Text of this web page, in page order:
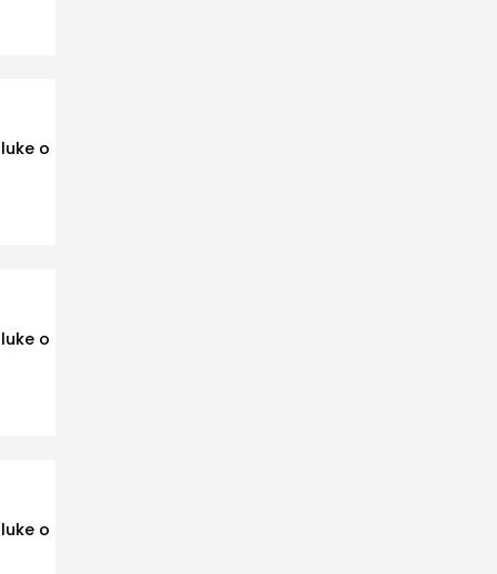
o
o
o